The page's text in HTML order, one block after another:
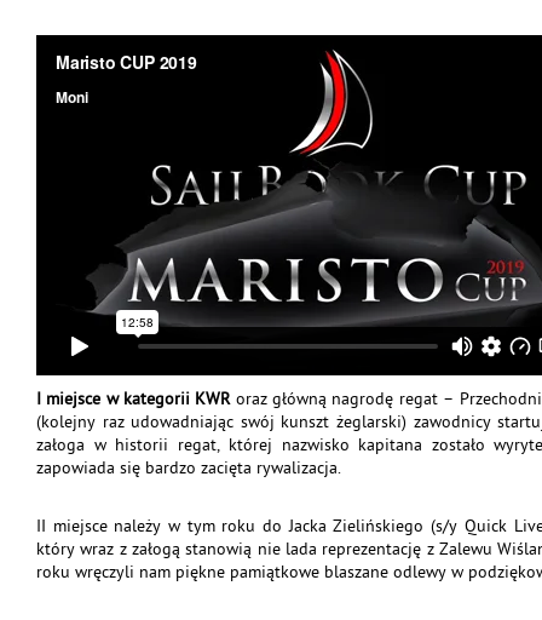
I miejsce w kategorii KWRoraz główną nagrodę regat –
(kolejny raz udowadniając swój kunszt żeglarski) zawodnicy
załoga w historii regat, której nazwisko kapitana zostało
zapowiada się bardzo zacięta rywalizacja.
II miejsce należy w tym roku do Jacka Zielińskiego (s/y Quick
który wraz z załogą stanowią nie lada reprezentację z Zalewu
roku wręczyli nam piękne pamiątkowe blaszane odlewy w